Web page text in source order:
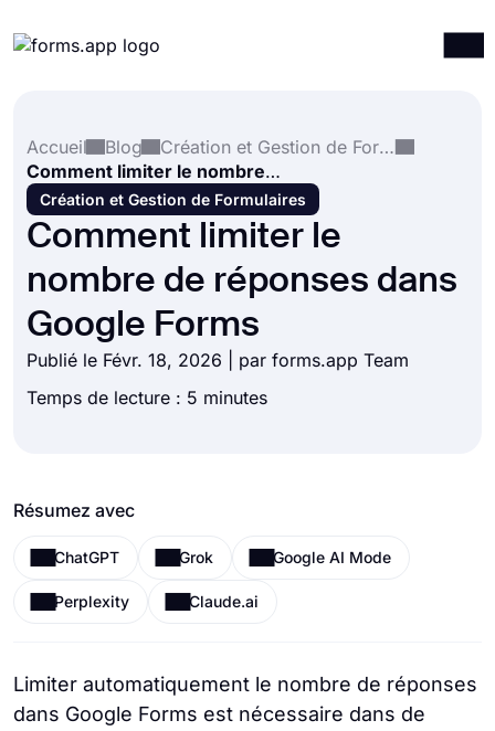
Intégrations
Modèles
Ressources
Tarification
Accueil
Blog
Création et Gestion de Formulaires
Comment limiter le nombre de réponses dans Google Forms
Création et Gestion de Formulaires
Comment limiter le
nombre de réponses dans
Google Forms
Publié le Févr. 18, 2026 | par forms.app Team
Temps de lecture : 5 minutes
Résumez avec
ChatGPT Grok Google AI Mode
Perplexity Claude.ai
Limiter automatiquement le nombre de réponses
dans Google Forms est nécessaire dans de